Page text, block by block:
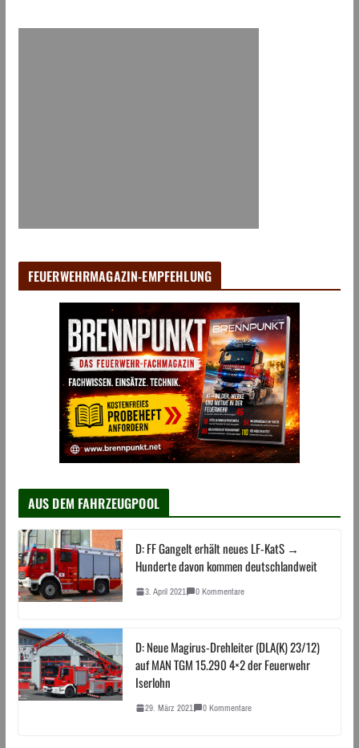
FEUERWEHRMAGAZIN-EMPFEHLUNG
AUS DEM FAHRZEUGPOOL
D: FF Gangelt erhält neues LF-KatS →
Hunderte davon kommen deutschlandweit
3. April 2021 0 Kommentare
D: Neue Magirus-Drehleiter (DLA(K) 23/12)
auf MAN TGM 15.290 4×2 der Feuerwehr
Iserlohn
29. März 2021 0 Kommentare